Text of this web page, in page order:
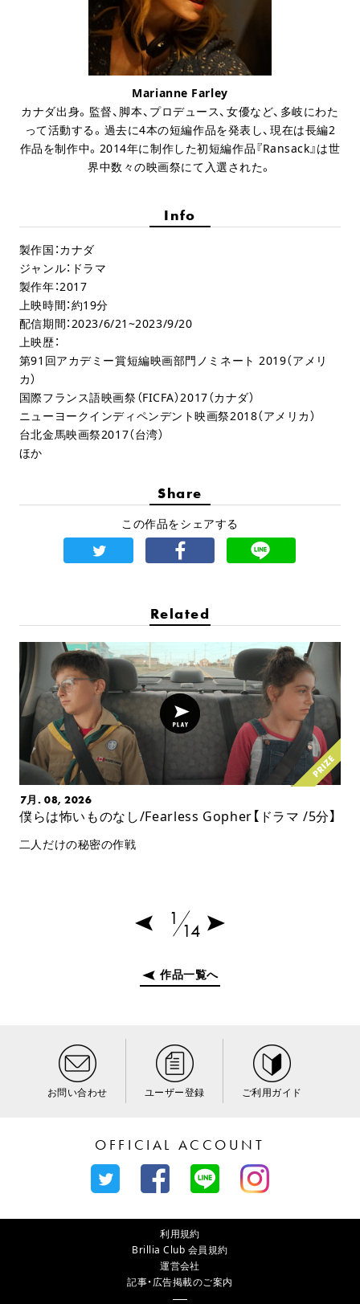
Marianne Farley
カナダ出身。監督、脚本、プロデュース、女優など、多岐にわた
って活動する。過去に4本の短編作品を発表し、現在は長編2
作品を制作中。2014年に制作した初短編作品『Ransack』は世
界中数々の映画祭にて入選された。
Info
製作国：カナダ
ジャンル：ドラマ
製作年：2017
上映時間：約19分
配信期間：2023/6/21~2023/9/20
上映歴：
第91回アカデミー賞短編映画部門ノミネート 2019（アメリ
カ）
国際フランス語映画祭（FICFA）2017（カナダ）
ニューヨークインディペンデント映画祭2018（アメリカ）
台北金馬映画祭2017（台湾）
ほか
Share
この作品をシェアする
Related
7月. 08, 2026
僕らは怖いものなし/Fearless Gopher【ドラマ /5分】
二人だけの秘密の作戦
1
14
作品一覧へ
お問い合わせ ユーザー登録 ご利用ガイド
OFFICIAL ACCOUNT
利用規約
Brillia Club 会員規約
運営会社
記事・広告掲載のご案内